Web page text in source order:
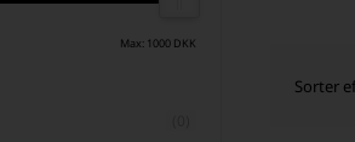
Max: 1000 DKK
Sorter